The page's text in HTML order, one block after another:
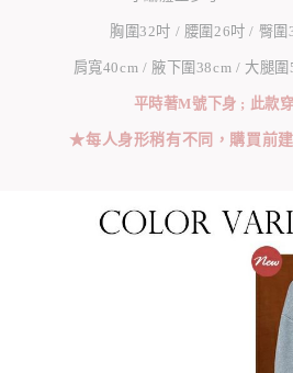
胸圍32吋 / 腰圍26吋 / 臀圍
肩寬40cm / 腋下圍38cm / 大腿
平時著M號下身 ; 此款
★每人身形稍有不同，購買前